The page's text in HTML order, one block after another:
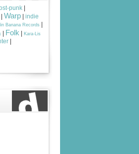
punk
Warp
indie
Banana Records
Folk
Kara-Lis